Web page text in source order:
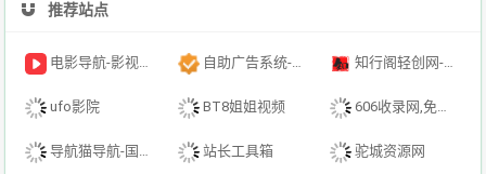
推荐站点
电影导航-影视导航-电影搜索-影视搜索-电影站收录 自助广告系统-自助广告源码-自助投放广告插件 知行阁轻创网-分享网络赚钱项目-全网首发副业项目实操平台-副业创业项目网
ufo影院 BT8姐姐视频 606收录网,免费自动秒收录网址,提供自动收录,网站导航大全源码,自动链,友情链接交换。
导航猫导航-国内专业的技术资源网分类平台 站长工具箱 驼城资源网